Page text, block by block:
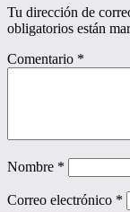
Tu dirección de
obligatorios están
Comentario *
Nombre *
Correo electrónico *